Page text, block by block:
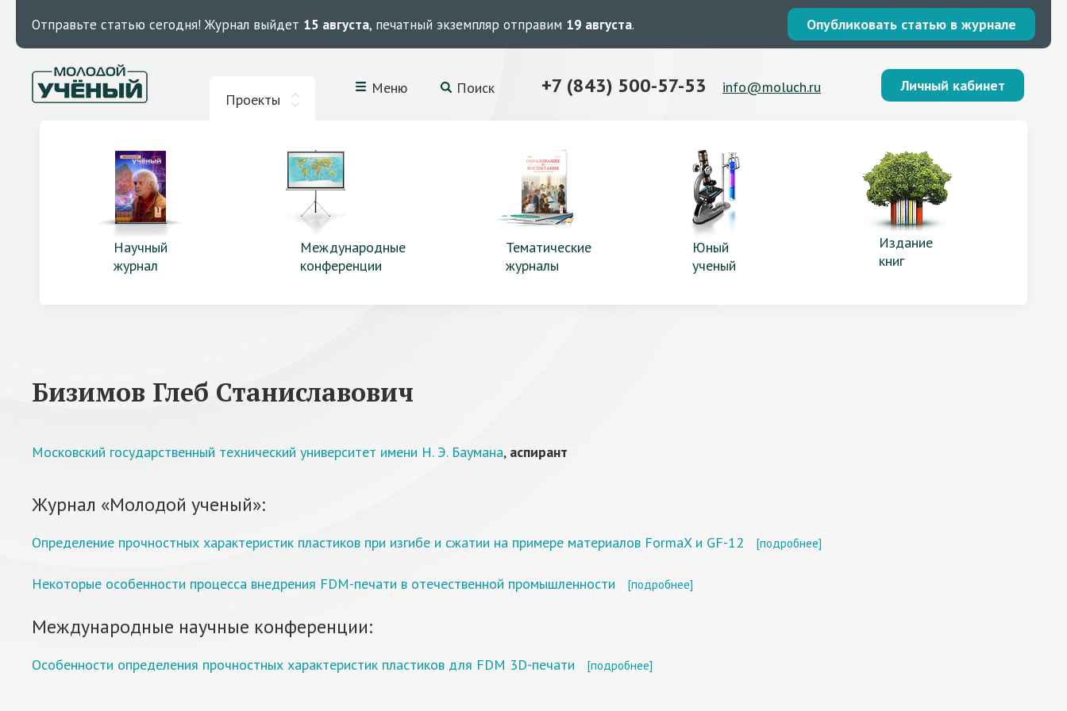
Отправьте статью сегодня! Журнал выйдет 15 августа, печатный экземпляр отправим 19 августа. Опубликовать статью в журнале
Проекты
Меню Поиск +7 (843) 500-57-53 info@moluch.ru Личный кабинет
Научный
журнал
Международные
конференции
Тематические
журналы
Юный
ученый
Издание
книг
Бизимов Глеб Станиславович
Московский государственный технический университет имени Н. Э. Баумана, аспирант
Журнал «Молодой ученый»:
Определение прочностных характеристик пластиков при изгибе и сжатии на примере материалов FormaX и GF-12 [подробнее]
Некоторые особенности процесса внедрения FDM-печати в отечественной промышленности [подробнее]
Международные научные конференции:
Особенности определения прочностных характеристик пластиков для FDM 3D-печати [подробнее]